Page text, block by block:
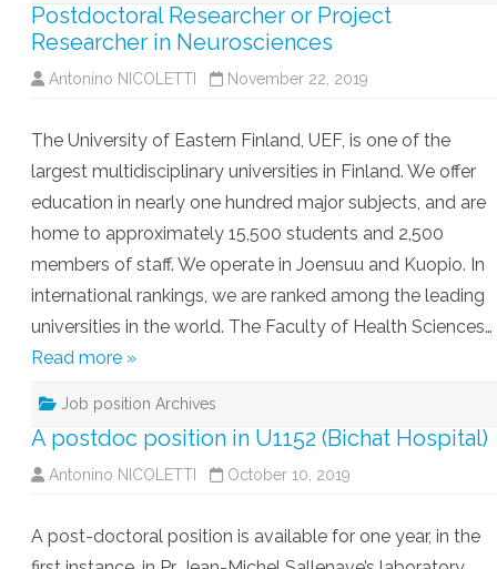
Postdoctoral Researcher or Project
Researcher in Neurosciences
Antonino NICOLETTI November 22, 2019
The University of Eastern Finland, UEF, is one of the
largest multidisciplinary universities in Finland. We offer
education in nearly one hundred major subjects, and are
home to approximately 15,500 students and 2,500
members of staff. We operate in Joensuu and Kuopio. In
international rankings, we are ranked among the leading
universities in the world. The Faculty of Health Sciences…
Read more »
Job position Archives
A postdoc position in U1152 (Bichat Hospital)
Antonino NICOLETTI October 10, 2019
A post-doctoral position is available for one year, in the